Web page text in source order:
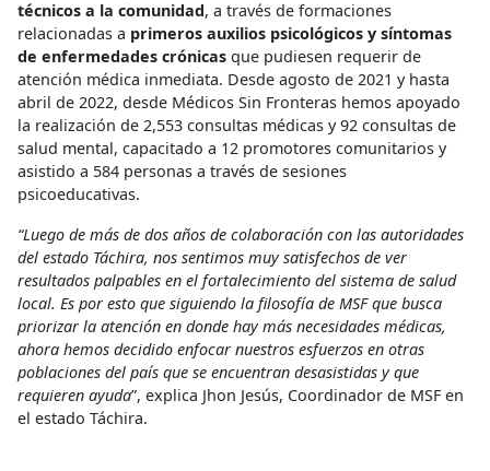
técnicos a la comunidad, a través de formaciones
relacionadas a primeros auxilios psicológicos y síntomas
de enfermedades crónicas que pudiesen requerir de
atención médica inmediata. Desde agosto de 2021 y hasta
abril de 2022, desde Médicos Sin Fronteras hemos apoyado
la realización de 2,553 consultas médicas y 92 consultas de
salud mental, capacitado a 12 promotores comunitarios y
asistido a 584 personas a través de sesiones
psicoeducativas.
“Luego de más de dos años de colaboración con las autoridades
del estado Táchira, nos sentimos muy satisfechos de ver
resultados palpables en el fortalecimiento del sistema de salud
local. Es por esto que siguiendo la filosofía de MSF que busca
priorizar la atención en donde hay más necesidades médicas,
ahora hemos decidido enfocar nuestros esfuerzos en otras
poblaciones del país que se encuentran desasistidas y que
requieren ayuda”, explica Jhon Jesús, Coordinador de MSF en
el estado Táchira.